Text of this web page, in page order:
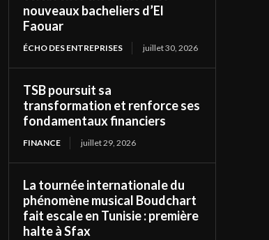
nouveaux bacheliers d’El
Faouar
ÉCHO DES ENTREPRISES juillet 30, 2026
TSB poursuit sa
transformation et renforce ses
fondamentaux financiers
FINANCE juillet 29, 2026
La tournée internationale du
phénomène musical Boudchart
fait escale en Tunisie : première
halte à Sfax